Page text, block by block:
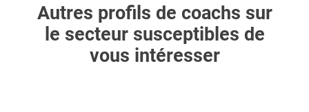
Autres profils de coachs sur
le secteur susceptibles de
vous intéresser